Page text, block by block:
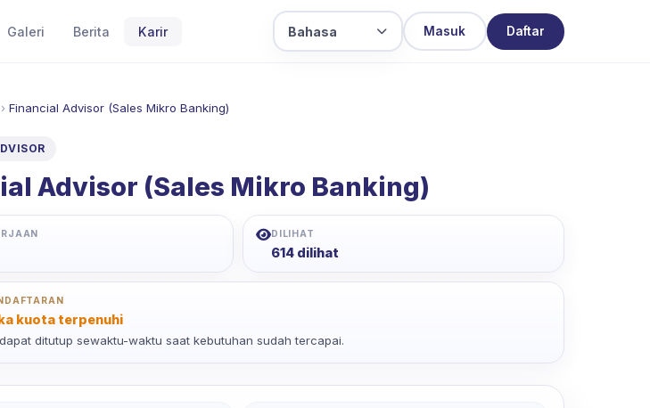
Galeri Berita Karir Bahasa Masuk Daftar
› Financial Advisor (Sales Mikro Banking)
Advisor (Sales Mikro Banking)
DILIHAT
614 dilihat
kuota terpenuhi
ditutup sewaktu-waktu saat kebutuhan sudah tercapai.